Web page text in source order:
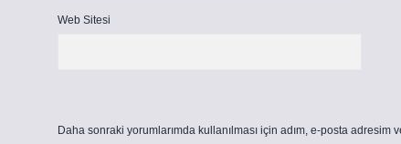
Web Sitesi
Daha sonraki yorumlarımda kullanılması için adım, e-posta adresim